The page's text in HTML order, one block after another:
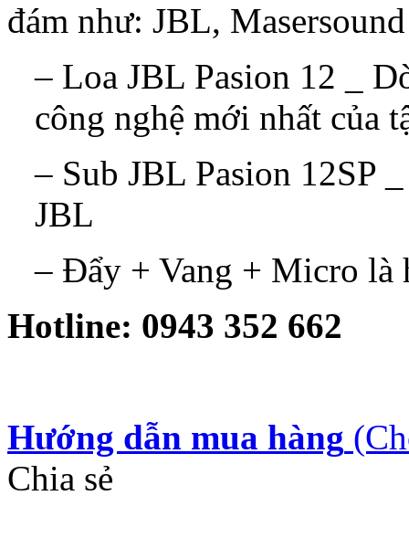
đám như: JBL, Masersound
– Loa JBL Pasion 12 _
công nghệ mới nhất của
– Sub JBL Pasion 12SP
JBL
– Đẩy + Vang + Micro là
Hotline: 0943 352 662
Hướng dẫn mua hàng
Chia sẻ